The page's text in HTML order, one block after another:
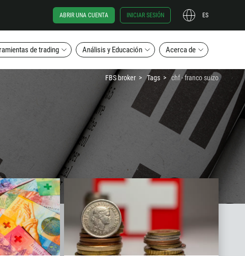
ABRIR UNA CUENTA INICIAR SESIÓN ES
de trading Análisis y Educación Acerca de
FBS broker Tags chf - franco suizo